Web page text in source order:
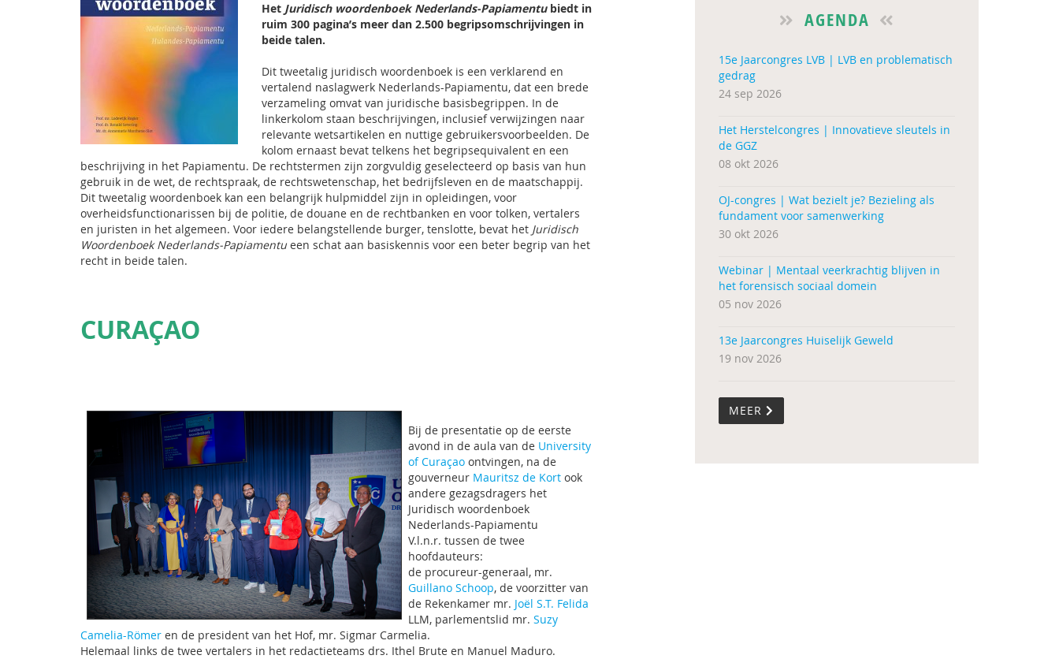
Het Juridisch woordenboek Nederlands-Papiamentu biedt in
ruim 300 pagina’s meer dan 2.500 begripsomschrijvingen in
beide talen.
Dit tweetalig juridisch woordenboek is een verklarend en
vertalend naslagwerk Nederlands-Papiamentu, dat een brede
verzameling omvat van juridische basisbegrippen. In de
linkerkolom staan beschrijvingen, inclusief verwijzingen naar
relevante wetsartikelen en nuttige gebruikersvoorbeelden. De
kolom ernaast bevat telkens het begripsequivalent en een
beschrijving in het Papiamentu. De rechtstermen zijn zorgvuldig geselecteerd op basis van hun
gebruik in de wet, de rechtspraak, de rechtswetenschap, het bedrijfsleven en de maatschappij.
Dit tweetalig woordenboek kan een belangrijk hulpmiddel zijn in opleidingen, voor
overheidsfunctionarissen bij de politie, de douane en de rechtbanken en voor tolken, vertalers
en juristen in het algemeen. Voor iedere belangstellende burger, tenslotte, bevat het Juridisch
Woordenboek Nederlands-Papiamentu een schat aan basiskennis voor een beter begrip van het
recht in beide talen.
CURAÇAO
Bij de presentatie op de eerste
avond in de aula van de University
of Curaçao ontvingen, na de
gouverneur Mauritsz de Kort ook
andere gezagsdragers het
Juridisch woordenboek
Nederlands-Papiamentu
V.l.n.r. tussen de twee
hoofdauteurs:
de procureur-generaal, mr.
Guillano Schoop, de voorzitter van
de Rekenkamer mr. Joël S.T. Felida
LLM, parlementslid mr. Suzy
Camelia-Römer en de president van het Hof, mr. Sigmar Carmelia.
Helemaal links de twee vertalers in het redactieteams drs. Ithel Brute en Manuel Maduro.
AGENDA
15e Jaarcongres LVB | LVB en problematisch
gedrag
24 sep 2026
Het Herstelcongres | Innovatieve sleutels in
de GGZ
08 okt 2026
OJ-congres | Wat bezielt je? Bezieling als
fundament voor samenwerking
30 okt 2026
Webinar | Mentaal veerkrachtig blijven in
het forensisch sociaal domein
05 nov 2026
13e Jaarcongres Huiselijk Geweld
19 nov 2026
MEER